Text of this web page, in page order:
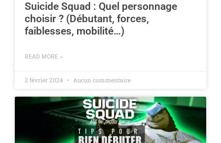
Suicide Squad : Quel personnage
choisir ? (Débutant, forces,
faiblesses, mobilité…)
READ MORE »
2 février 2024 Aucun commentaire